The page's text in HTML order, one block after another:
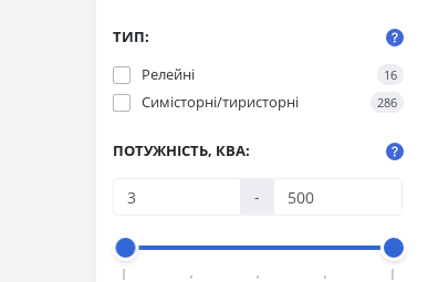
ТИП:
Релейні
16
Симісторні/тиристорні 286
ПОТУЖНІСТЬ, КВА:
-